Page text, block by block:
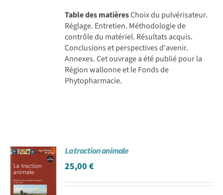
Table des matièresChoix du pulvérisateur.
Réglage. Entretien. Méthodologie de
contrôle du matériel. Résultats acquis.
Conclusions et perspectives d'avenir.
Annexes. Cet ouvrage a été publié pour la
Région wallonne et le Fonds de
Phytopharmacie.
La traction animale
25,00€